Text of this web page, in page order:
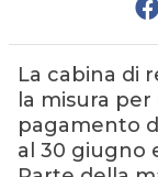
La cabina di
la misura per
pagamento
al 30 giugno